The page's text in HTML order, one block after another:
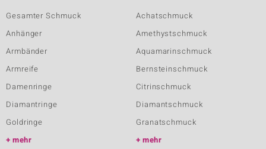
Gesamter Schmuck
Anhänger
Armbänder
Armreife
Damenringe
Diamantringe
Goldringe
mehr
Achatschmuck
Amethystschmuck
Aquamarinschmuck
Bernsteinschmuck
Citrinschmuck
Diamantschmuck
Granatschmuck
mehr